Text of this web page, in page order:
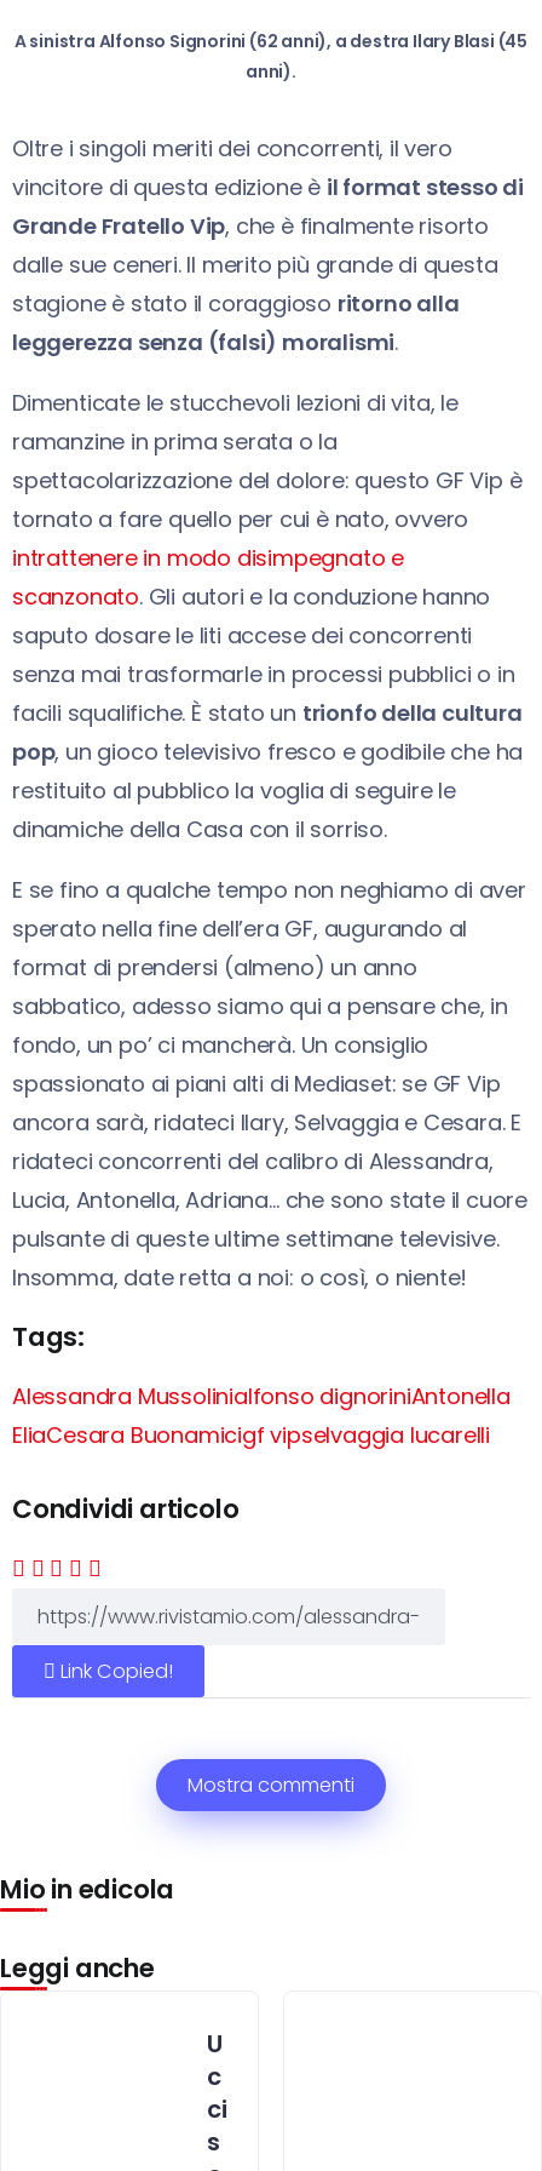
A sinistra Alfonso Signorini (62 anni), a destra Ilary Blasi (45
anni).
Oltre i singoli meriti dei concorrenti, il vero
vincitore di questa edizione è il format stesso di
Grande Fratello Vip, che è finalmente risorto
dalle sue ceneri. Il merito più grande di questa
stagione è stato il coraggioso ritorno alla
leggerezza senza (falsi) moralismi.
Dimenticate le stucchevoli lezioni di vita, le
ramanzine in prima serata o la
spettacolarizzazione del dolore: questo GF Vip è
tornato a fare quello per cui è nato, ovvero
intrattenere in modo disimpegnato e
scanzonato. Gli autori e la conduzione hanno
saputo dosare le liti accese dei concorrenti
senza mai trasformarle in processi pubblici o in
facili squalifiche. È stato un trionfo della cultura
pop, un gioco televisivo fresco e godibile che ha
restituito al pubblico la voglia di seguire le
dinamiche della Casa con il sorriso.
E se fino a qualche tempo non neghiamo di aver
sperato nella fine dell’era GF, augurando al
format di prendersi (almeno) un anno
sabbatico, adesso siamo qui a pensare che, in
fondo, un po’ ci mancherà. Un consiglio
spassionato ai piani alti di Mediaset: se GF Vip
ancora sarà, ridateci Ilary, Selvaggia e Cesara. E
ridateci concorrenti del calibro di Alessandra,
Lucia, Antonella, Adriana… che sono state il cuore
pulsante di queste ultime settimane televisive.
Insomma, date retta a noi: o così, o niente!
Tags:
Alessandra Mussolinialfonso dignoriniAntonella
EliaCesara Buonamicigf vipselvaggia lucarelli
Condividi articolo
Link Copied!
Mostra commenti
Mio in edicola
Leggi anche
U
c
ci
s